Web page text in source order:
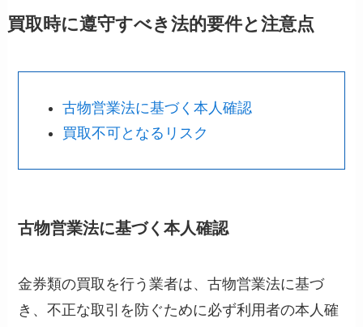
買取時に遵守すべき法的要件と注意点
古物営業法に基づく本人確認
買取不可となるリスク
古物営業法に基づく本人確認
金券類の買取を行う業者は、古物営業法に基づ
き、不正な取引を防ぐために必ず利用者の本人確